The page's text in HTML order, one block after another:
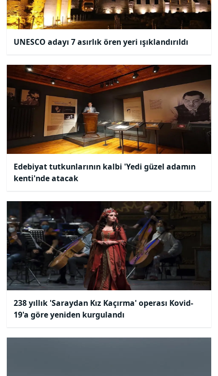
UNESCO adayı 7 asırlık ören yeri ışıklandırıldı
Edebiyat tutkunlarının kalbi 'Yedi güzel adamın
kenti'nde atacak
238 yıllık 'Saraydan Kız Kaçırma' operası Kovid-
19'a göre yeniden kurgulandı